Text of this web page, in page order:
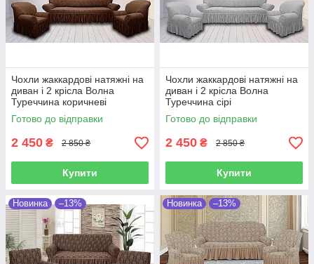
Чохли жаккардові натяжні на
диван і 2 крісла Волна
Туреччина коричневі
Готово до відправки
2 450 ₴ 2 850 ₴
Купити
Чохли жаккардові натяжні на
диван і 2 крісла Волна
Туреччина сірі
Готово до відправки
2 450 ₴ 2 850 ₴
Купити
Новинка –13% Новинка –13%